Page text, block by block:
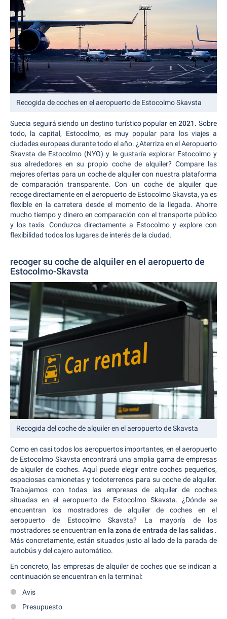
Recogida de coches en el aeropuerto de Estocolmo Skavsta
Suecia seguirá siendo un destino turístico popular en2021. Sobre
todo, la capital, Estocolmo, es muy popular para los viajes a
ciudades europeas durante todo el año. ¿Aterriza en el Aeropuerto
Skavsta de Estocolmo (NYO) y le gustaría explorar Estocolmo y
sus alrededores en su propio coche de alquiler? Compare las
mejores ofertas para un coche de alquiler con nuestra plataforma
de comparación transparente. Con un coche de alquiler que
recoge directamente en el aeropuerto de Estocolmo Skavsta, ya es
flexible en la carretera desde el momento de la llegada. Ahorre
mucho tiempo y dinero en comparación con el transporte público
y los taxis. Conduzca directamente a Estocolmo y explore con
flexibilidad todos los lugares de interés de la ciudad.
recoger su coche de alquiler en el aeropuerto de
Estocolmo-Skavsta
Recogida del coche de alquiler en el aeropuerto de Skavsta
Como en casi todos los aeropuertos importantes, en el aeropuerto
de Estocolmo Skavsta encontrará una amplia gama de empresas
de alquiler de coches. Aquí puede elegir entre coches pequeños,
espaciosas camionetas y todoterrenos para su coche de alquiler.
Trabajamos con todas las empresas de alquiler de coches
situadas en el aeropuerto de Estocolmo Skavsta. ¿Dónde se
encuentran los mostradores de alquiler de coches en el
aeropuerto de Estocolmo Skavsta? La mayoría de los
mostradores se encuentran en la zona de entrada de las salidas .
Más concretamente, están situados justo al lado de la parada de
autobús y del cajero automático.
En concreto, las empresas de alquiler de coches que se indican a
continuación se encuentran en la terminal:
Avis
Presupuesto